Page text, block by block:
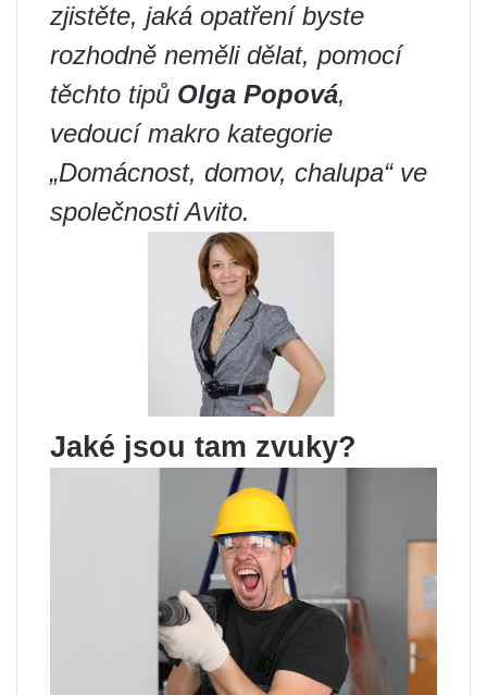
zjistěte, jaká opatření byste
rozhodně neměli dělat, pomocí
těchto tipů Olga Popová,
vedoucí makro kategorie
„Domácnost, domov, chalupa“ ve
společnosti Avito.
Jaké jsou tam zvuky?